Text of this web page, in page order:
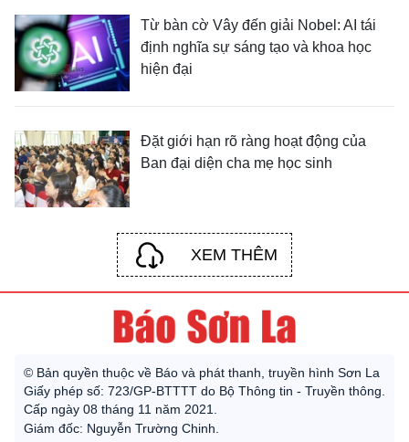
Từ bàn cờ Vây đến giải Nobel: AI tái
định nghĩa sự sáng tạo và khoa học
hiện đại
Đặt giới hạn rõ ràng hoạt động của
Ban đại diện cha mẹ học sinh
XEM THÊM
© Bản quyền thuộc về Báo và phát thanh, truyền hình Sơn La
Giấy phép số: 723/GP-BTTTT do Bộ Thông tin - Truyền thông.
Cấp ngày 08 tháng 11 năm 2021.
Giám đốc: Nguyễn Trường Chinh.